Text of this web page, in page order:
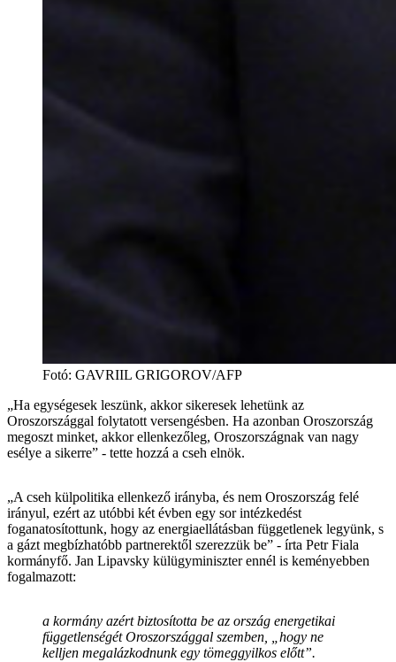
Fotó: GAVRIIL GRIGOROV/AFP
„Ha egységesek leszünk, akkor sikeresek lehetünk az
Oroszországgal folytatott versengésben. Ha azonban Oroszország
megoszt minket, akkor ellenkezőleg, Oroszországnak van nagy
esélye a sikerre” - tette hozzá a cseh elnök.
„A cseh külpolitika ellenkező irányba, és nem Oroszország felé
irányul, ezért az utóbbi két évben egy sor intézkedést
foganatosítottunk, hogy az energiaellátásban függetlenek legyünk, s
a gázt megbízhatóbb partnerektől szerezzük be” - írta Petr Fiala
kormányfő. Jan Lipavsky külügyminiszter ennél is keményebben
fogalmazott:
a kormány azért biztosította be az ország energetikai
függetlenségét Oroszországgal szemben, „hogy ne
kelljen megalázkodnunk egy tömeggyilkos előtt”.